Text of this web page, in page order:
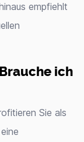
empfiehlt
ich
Sie als